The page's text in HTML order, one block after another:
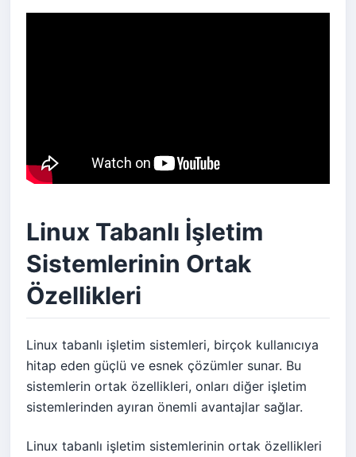
Linux Tabanlı İşletim
Sistemlerinin Ortak
Özellikleri
Linux tabanlı işletim sistemleri, birçok kullanıcıya
hitap eden güçlü ve esnek çözümler sunar. Bu
sistemlerin ortak özellikleri, onları diğer işletim
sistemlerinden ayıran önemli avantajlar sağlar.
Linux tabanlı işletim sistemlerinin ortak özellikleri